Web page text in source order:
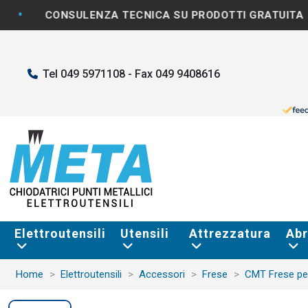
TECNICA SU PRODOTTI GRATUITA •
Tel 049 5971108 - Fax 049 9408616
Elettroutensili Utensili Attrezzatura
Home Elettroutensili Accessori Frese CMT Frese